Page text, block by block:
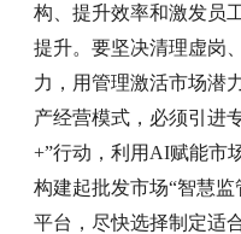
构、提升效率和激发员
提升。要坚决清理虚岗
力，用管理激活市场潜
产经营模式，必须引进
+”行动，利用AI赋能市
构建起批发市场“智慧
平台，尽快选择制定适